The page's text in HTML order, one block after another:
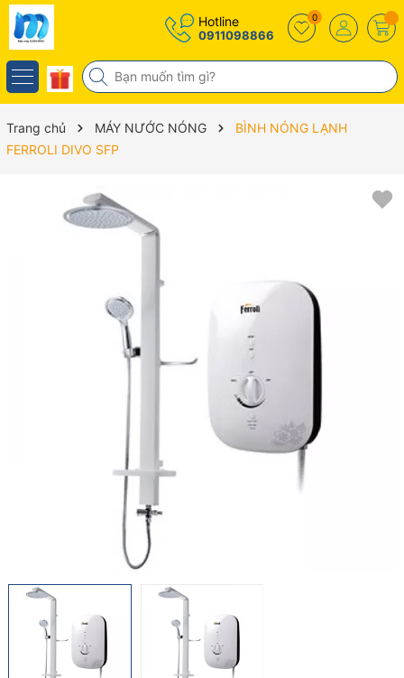
Hotline
0911098866
0
Trang chủ MÁY NƯỚC NÓNG
BÌNH NÓNG LẠNH
FERROLI DIVO SFP